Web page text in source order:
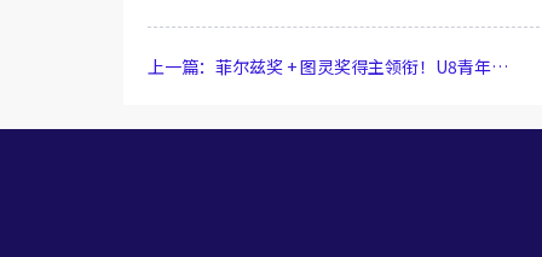
上一篇：菲尔兹奖 + 图灵奖得主领衔！U8青年创新论坛暨GNIS新质生产力国际合作沙龙成功举办